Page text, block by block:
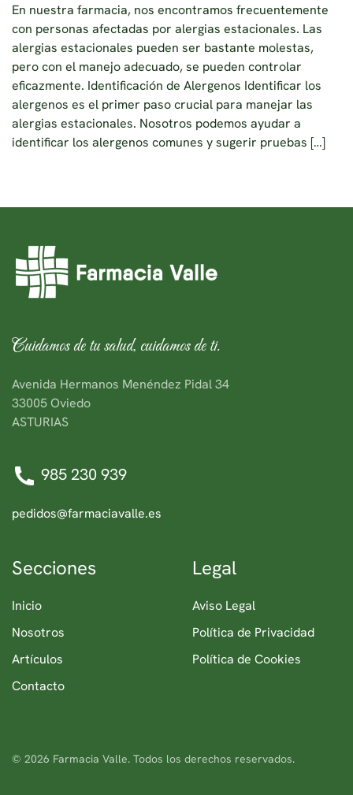
En nuestra farmacia, nos encontramos frecuentemente
con personas afectadas por alergias estacionales. Las
alergias estacionales pueden ser bastante molestas,
pero con el manejo adecuado, se pueden controlar
eficazmente. Identificación de Alergenos Identificar los
alergenos es el primer paso crucial para manejar las
alergias estacionales. Nosotros podemos ayudar a
identificar los alergenos comunes y sugerir pruebas […]
Cuidamos de tu salud, cuidamos de ti.
Avenida Hermanos Menéndez Pidal 34
33005 Oviedo
ASTURIAS
985 230 939
pedidos@farmaciavalle.es
Secciones
Inicio
Nosotros
Artículos
Contacto
Legal
Aviso Legal
Política de Privacidad
Política de Cookies
© 2026 Farmacia Valle. Todos los derechos reservados.